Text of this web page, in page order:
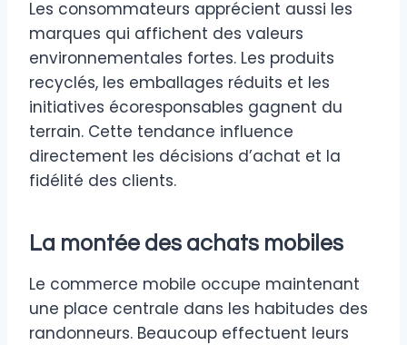
Les consommateurs apprécient aussi les
marques qui affichent des valeurs
environnementales fortes. Les produits
recyclés, les emballages réduits et les
initiatives écoresponsables gagnent du
terrain. Cette tendance influence
directement les décisions d’achat et la
fidélité des clients.
La montée des achats mobiles
Le commerce mobile occupe maintenant
une place centrale dans les habitudes des
randonneurs. Beaucoup effectuent leurs